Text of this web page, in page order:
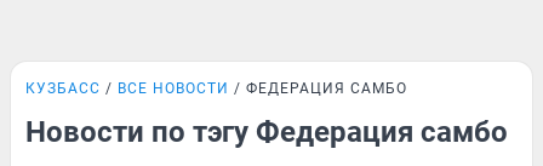
КУЗБАСС ВСЕ НОВОСТИ ФЕДЕРАЦИЯ САМБО
Новости по тэгу Федерация самбо